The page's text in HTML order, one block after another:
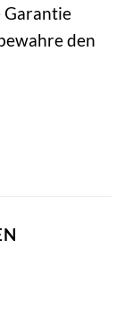
Garantie
den